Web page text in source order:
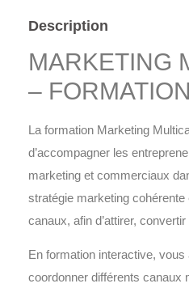
Description
MARKETING
–
La formation Marketing
d’accompagner les
marketing et commerciaux
stratégie marketing
canaux, afin d’attirer,
En formation interactive,
coordonner différents canaux